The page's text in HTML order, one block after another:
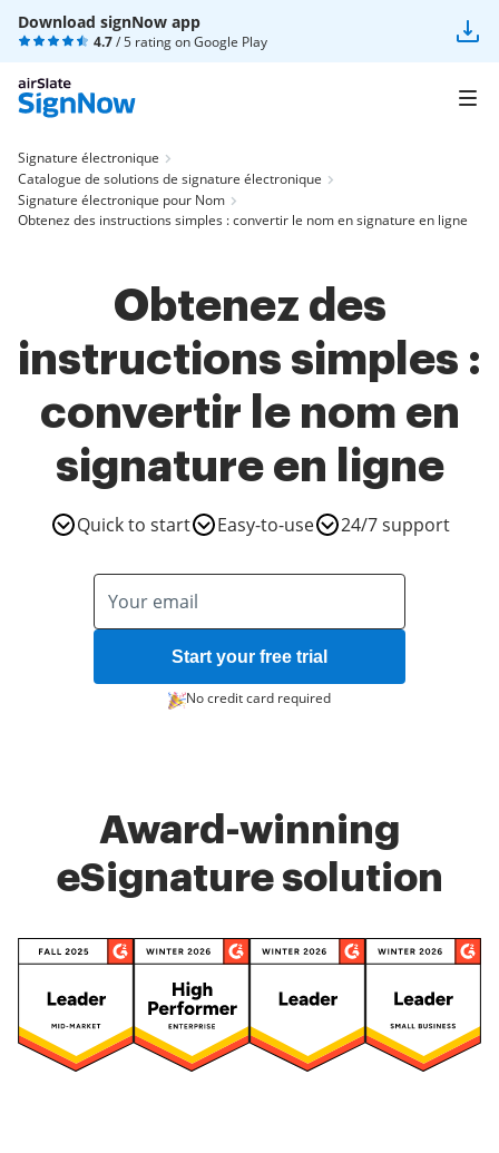
Download signNow app
4.7/ 5 rating onGoogle Play
Signature électronique
Catalogue de solutions de signature électronique
Signature électronique pour Nom
Obtenez des instructions simples : convertir le nom en signature en ligne
Obtenez des
instructions simples :
convertir le nom en
signature en ligne
Quick to start Easy-to-use 24/7 support
Start your free trial
No credit card required
Award-winning
eSignature solution